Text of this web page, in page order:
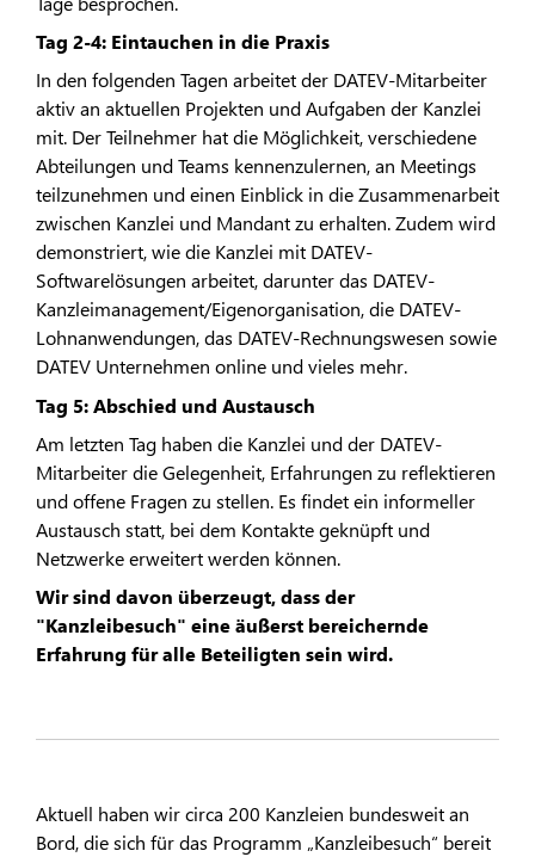
Tag 2-4: Eintauchen in die Praxis
In den folgenden Tagen arbeitet der DATEV-Mitarbeiter
aktiv an aktuellen Projekten und Aufgaben der Kanzlei
mit. Der Teilnehmer hat die Möglichkeit, verschiedene
Abteilungen und Teams kennenzulernen, an Meetings
teilzunehmen und einen Einblick in die Zusammenarbeit
zwischen Kanzlei und Mandant zu erhalten. Zudem wird
demonstriert, wie die Kanzlei mit DATEV-
Softwarelösungen arbeitet, darunter das DATEV-
Kanzleimanagement/Eigenorganisation, die DATEV-
Lohnanwendungen, das DATEV-Rechnungswesen sowie
DATEV Unternehmen online und vieles mehr.
Tag 5: Abschied und Austausch
Am letzten Tag haben die Kanzlei und der DATEV-
Mitarbeiter die Gelegenheit, Erfahrungen zu reflektieren
und offene Fragen zu stellen. Es findet ein informeller
Austausch statt, bei dem Kontakte geknüpft und
Netzwerke erweitert werden können.
Wir sind davon überzeugt, dass der
"Kanzleibesuch" eine äußerst bereichernde
Erfahrung für alle Beteiligten sein wird.
Aktuell haben wir circa 200 Kanzleien bundesweit an
Bord, die sich für das Programm „Kanzleibesuch“ bereit